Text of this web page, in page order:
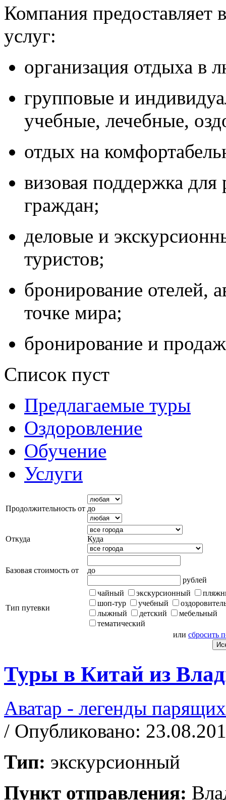
Компания предоставляет
услуг:
организация отдыха в
групповые и
учебные, лечебные,
отдых на
визовая поддержка
граждан;
деловые и
туристов;
бронирование отелей,
точке мира;
бронирование и
Список пуст
Предлагаемые туры
Оздоровление
Обучение
Услуги
Продолжительность от до
Откуда Куда
Базовая стоимость от
до
рублей
Тип путевки
чайный экскурсионный
шоп-тур
учебный
лыжный
детский
мебельный
тематический
или сбросить
Туры в Китай из
Аватар - легенды
/ Опубликовано:
Тип: экскурсионный
Пункт отправления: